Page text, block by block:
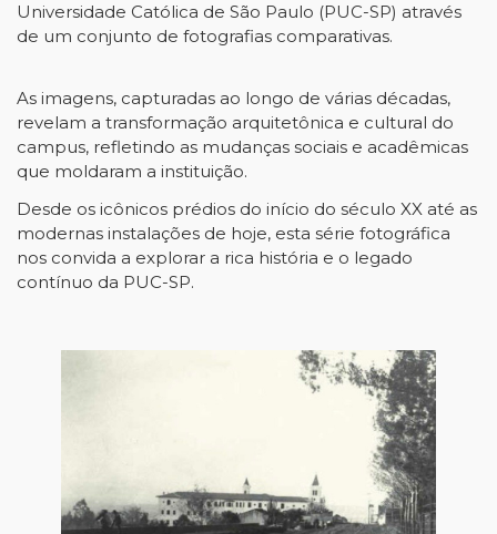
Universidade Católica de São Paulo (PUC-SP) através
de um conjunto de fotografias comparativas.
As imagens, capturadas ao longo de várias décadas,
revelam a transformação arquitetônica e cultural do
campus, refletindo as mudanças sociais e acadêmicas
que moldaram a instituição.
Desde os icônicos prédios do início do século XX até as
modernas instalações de hoje, esta série fotográfica
nos convida a explorar a rica história e o legado
contínuo da PUC-SP.